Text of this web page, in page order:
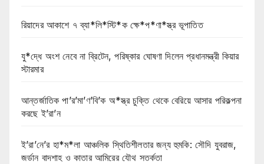
রিয়াদের আকাশে ৭ ব্যা*লি*স্টি*ক ক্ষে*প*ণা*স্ত্র ভূপাতিত
যু*দ্ধে অংশ নেবে না ব্রিটেন, পরিষ্কার ঘোষণা দিলেন প্রধানমন্ত্রী কিয়ার
স্টারমার
আন্তর্জাতিক পা’র’মা’ণ’বি’ক অ*স্ত্র চুক্তি থেকে বেরিয়ে আসার পরিকল্পনা
করছে ই’রা’ন
ই’রা’নে’র হা*ম*লা আঞ্চলিক স্থিতিশীলতার জন্য হুমকি: সৌদি যুবরাজ,
জর্ডান বাদশাহ ও কাতার আমিরের যৌথ সতর্কতা